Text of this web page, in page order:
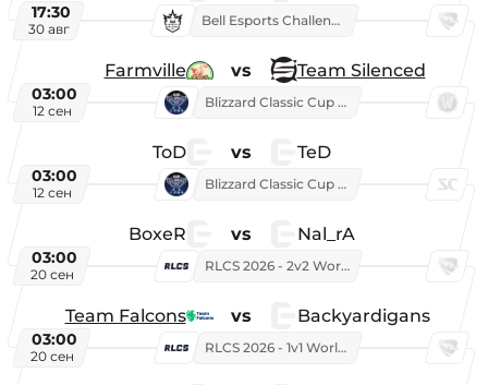
17:30
30 авг
Bell Esports Challenge 2026
Farmville vs Team Silenced
03:00
12 сен
Blizzard Classic Cup 2026
ToD vs TeD
03:00
12 сен
Blizzard Classic Cup 2026
BoxeR vs Nal_rA
03:00
20 сен
RLCS 2026 - 2v2 World Championship
Team Falcons vs Backyardigans
03:00
20 сен
RLCS 2026 - 1v1 World Championship